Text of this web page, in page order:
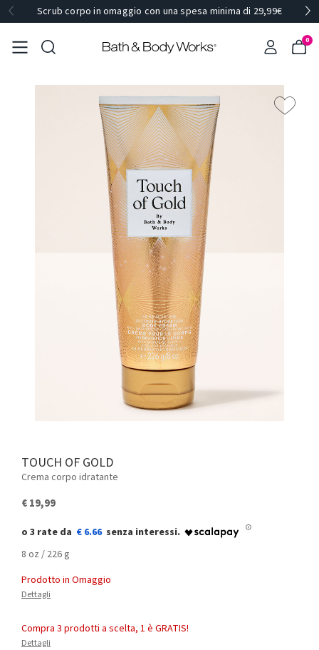
Scrub corpo in omaggio con una spesa minima di 29,99€
0
TOUCH OF GOLD
Crema corpo idratante
€ 19,99
€ 6.66
8 oz / 226 g
Prodotto in Omaggio
Dettagli
Compra 3 prodotti a scelta, 1 è GRATIS!
Dettagli